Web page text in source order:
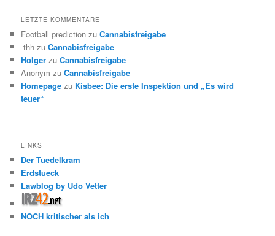
LETZTE KOMMENTARE
Football prediction zuCannabisfreigabe
-thh zuCannabisfreigabe
Holger zuCannabisfreigabe
Anonym zuCannabisfreigabe
Homepage zu Kisbee: Die erste Inspektion und „Es wird
teuer“
LINKS
Der Tuedelkram
Erdstueck
Lawblog by Udo Vetter
NOCH kritischer als ich